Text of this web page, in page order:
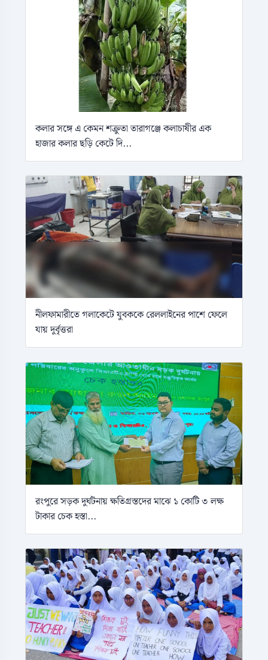
কলার সঙ্গে এ কেমন শক্রুতা তারাগঞ্জে কলাচাষীর এক
হাজার কলার ছড়ি কেটে দি...
নীলফামারীতে গলাকেটে যুবককে রেললাইনের পাশে ফেলে
যায় দুর্বৃত্তরা
রংপুরে সড়ক দুর্ঘটনায় ক্ষতিগ্রস্তদের মাঝে ১ কোটি ৩ লক্ষ
টাকার চেক হস্তা...